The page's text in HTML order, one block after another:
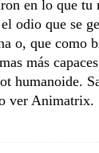
en lo que tu
odio que se
o, que como
más
humanoide.
ver Animatrix.